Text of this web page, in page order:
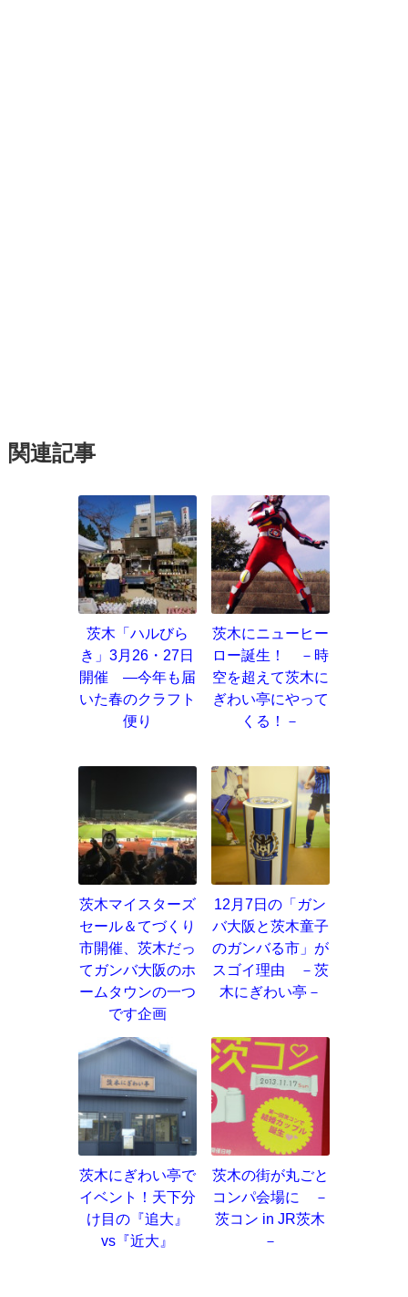
関連記事
茨木「ハルびら
き」3月26・27日
開催 ―今年も届
いた春のクラフト
便り
茨木にニューヒー
ロー誕生！ －時
空を超えて茨木に
ぎわい亭にやって
くる！－
茨木マイスターズ
セール＆てづくり
市開催、茨木だっ
てガンバ大阪のホ
ームタウンの一つ
です企画
12月7日の「ガン
バ大阪と茨木童子
のガンバる市」が
スゴイ理由 －茨
木にぎわい亭－
茨木にぎわい亭で
イベント！天下分
け目の『追大』
vs『近大』
茨木の街が丸ごと
コンパ会場に －
茨コン in JR茨木
－